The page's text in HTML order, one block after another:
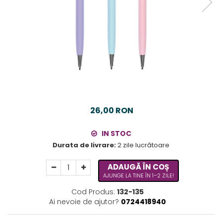
26,00 RON
IN STOC
Durata de livrare:2 zile lucrătoare
ADAUGĂ ÎN COȘ
AJUNGE LA TINE ÎN 1–2 ZILE!
Cod Produs: 132-135
Ai nevoie de ajutor? 0724418940